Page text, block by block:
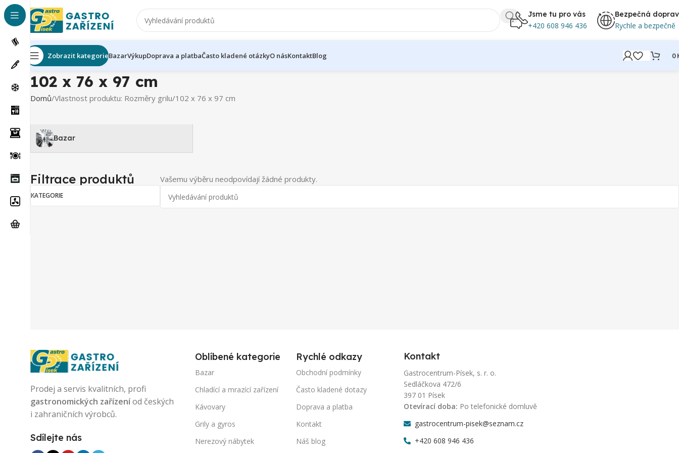
Jsme tu pro vás
+420 608 946 436
Bezpečná
Rychle a bezpečně
Zobrazit kategorieBazarVýkupDoprava a platbaČasto kladené otázkyO násKontaktBlog 0
102 x 76 x 97 cm
Domů Vlastnost produktu: Rozměry grilu 102 x 76 x 97 cm
Bazar
Filtrace produktů
KATEGORIE
Vašemu výběru neodpovídají žádné produkty.
Prodej a servis kvalitních, profi
gastronomických zařízeníod českých
i zahraničních výrobců.
Sdílejte nás
Oblíbené kategorie
Bazar
Chladící a mrazící zařízení
Kávovary
Grily a gyros
Nerezový nábytek
Rychlé odkazy
Obchodní podmínky
Často kladené dotazy
Doprava a platba
Kontakt
Náš blog
Kontakt
Gastrocentrum-Písek, s. r. o.
Sedláčkova 472/6
397 01 Písek
Otevírací doba: Po telefonické domluvě
gastrocentrum-pisek@seznam.cz
+420 608 946 436